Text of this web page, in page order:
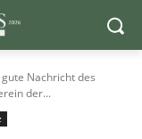
gute Nachricht des
der...